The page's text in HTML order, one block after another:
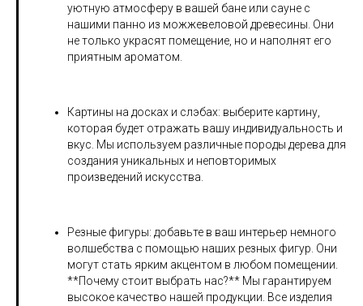
уютную атмосферу в вашей бане или сауне с
нашими панно из можжевеловой древесины. Они
не только украсят помещение, но и наполнят его
приятным ароматом.
Картины на досках и слэбах: выберите картину,
которая будет отражать вашу индивидуальность и
вкус. Мы используем различные породы дерева для
создания уникальных и неповторимых
произведений искусства.
Резные фигуры: добавьте в ваш интерьер немного
волшебства с помощью наших резных фигур. Они
могут стать ярким акцентом в любом помещении.
**Почему стоит выбрать нас?** Мы гарантируем
высокое качество нашей продукции. Все изделия